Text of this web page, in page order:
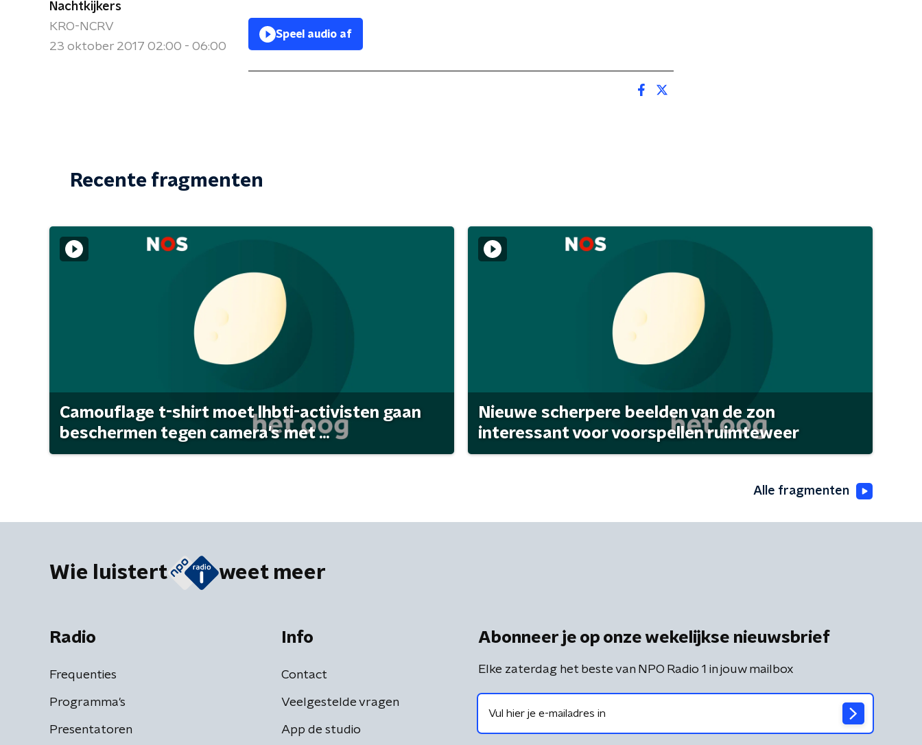
Nachtkijkers
KRO-NCRV
23 oktober 2017 02:00 - 06:00
Speel audio af
Recente fragmenten
Camouflage t-shirt moet lhbti-activisten gaan
beschermen tegen camera's met ...
Nieuwe scherpere beelden van de zon
interessant voor voorspellen ruimteweer
Alle fragmenten
Wie luistert weet meer
Radio
Frequenties
Programma's
Presentatoren
Info
Contact
Veelgestelde vragen
App de studio
Abonneer je op onze wekelijkse nieuwsbrief
Elke zaterdag het beste van NPO Radio 1 in jouw mailbox